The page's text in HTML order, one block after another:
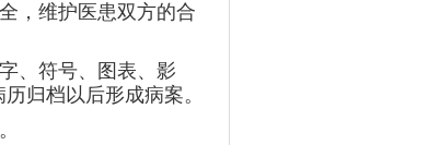
，维护医患双方的合
、符号、图表、影
归档以后形成病案。